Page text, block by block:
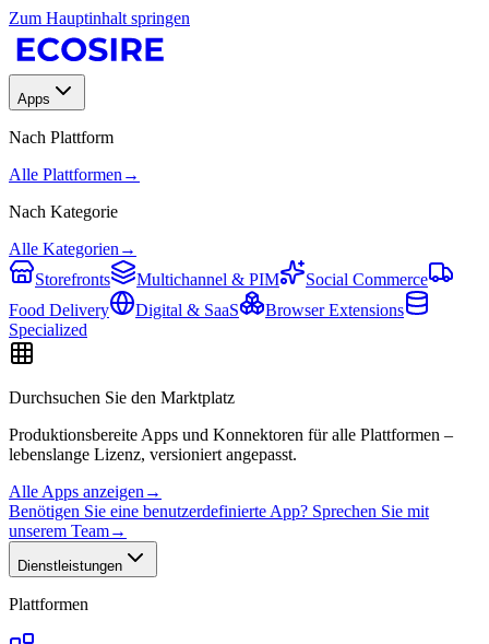
Zum Hauptinhalt springen
Apps
Nach Plattform
Alle Plattformen →
Nach Kategorie
Alle Kategorien →
Storefronts
Multichannel & PIM
Social Commerce
Food Delivery
Digital & SaaS
Browser Extensions
Specialized
Durchsuchen Sie den Marktplatz
Produktionsbereite Apps und Konnektoren für alle Plattformen –
lebenslange Lizenz, versioniert angepasst.
Alle Apps anzeigen →
Benötigen Sie eine benutzerdefinierte App? Sprechen Sie mit
unserem Team→
Dienstleistungen
Plattformen